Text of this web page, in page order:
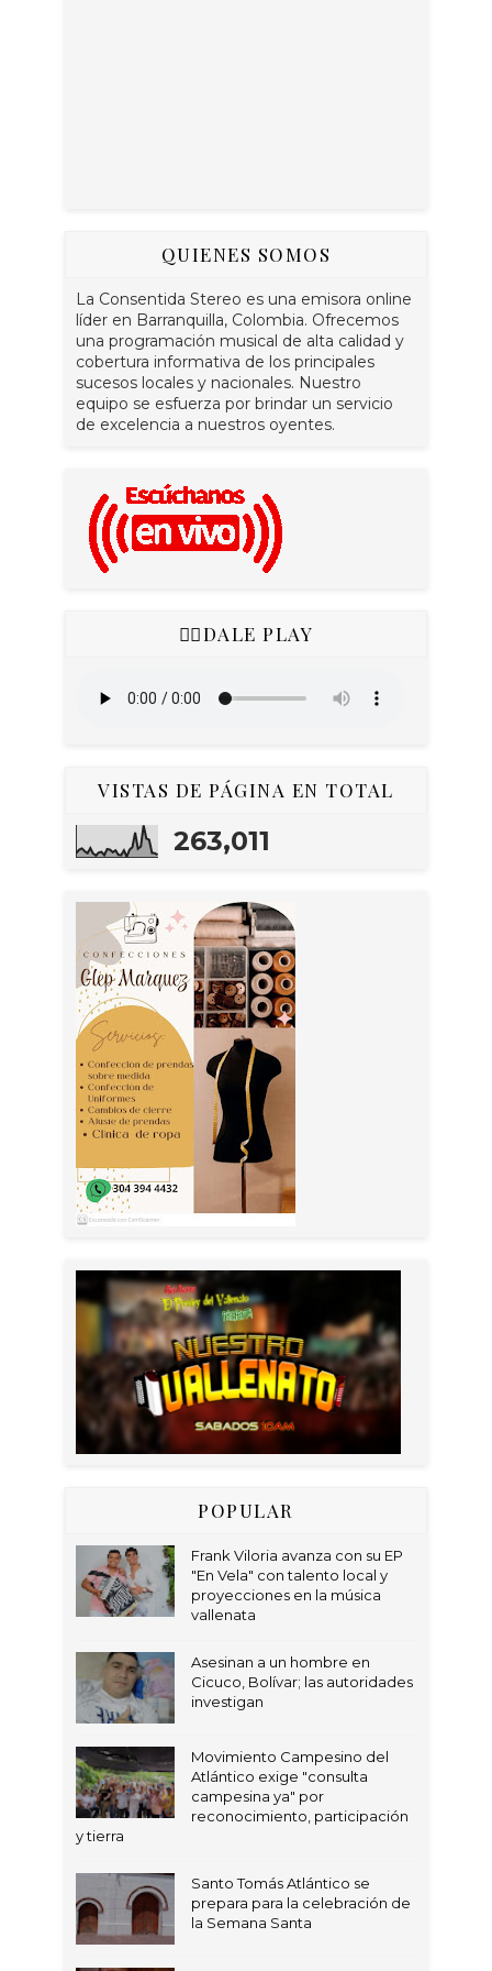
QUIENES SOMOS
La Consentida Stereo es una emisora online
líder en Barranquilla, Colombia. Ofrecemos
una programación musical de alta calidad y
cobertura informativa de los principales
sucesos locales y nacionales. Nuestro
equipo se esfuerza por brindar un servicio
de excelencia a nuestros oyentes.
👇🏻DALE PLAY
VISTAS DE PÁGINA EN TOTAL
263,011
POPULAR
Frank Viloria avanza con su EP
"En Vela" con talento local y
proyecciones en la música
vallenata
Asesinan a un hombre en
Cicuco, Bolívar; las autoridades
investigan
Movimiento Campesino del
Atlántico exige "consulta
campesina ya" por
reconocimiento, participación
y tierra
Santo Tomás Atlántico se
prepara para la celebración de
la Semana Santa